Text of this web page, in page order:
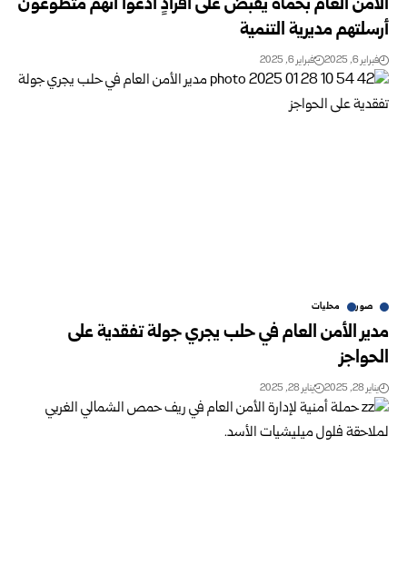
الأمن العام بحماة يقبض على أفرادٍ ادعوا أنهم متطوعون
أرسلتهم مديرية التنمية
فبراير 6, 2025 فبراير 6, 2025
صور محليات
مدير الأمن العام في حلب يجري جولة تفقدية على
الحواجز
يناير 28, 2025 يناير 28, 2025